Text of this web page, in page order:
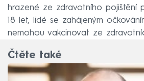
hrazené ze zdravotního pojištění
18 let, lidé se zahájeným
nemohou vakcinovat ze
Čtěte také